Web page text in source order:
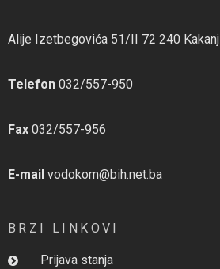
Alije Izetbegovića 51/II 72 240 Kakanj
Telefon 032/557-950
Fax 032/557-956
E-mail vodokom@bih.net.ba
BRZI LINKOVI
Prijava stanja